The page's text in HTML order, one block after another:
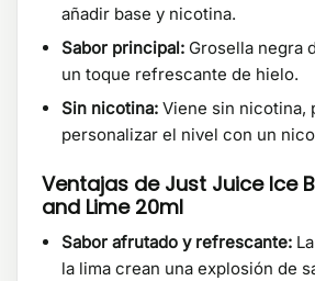
añadir base y nicotina.
Sabor principal: Grosella negra
un toque refrescante de hielo.
Sin nicotina: Viene sin nicotina,
personalizar el nivel con un
Ventajas de Just Juice Ice
and Lime 20ml
Sabor afrutado y refrescante:
la lima crean una explosión de